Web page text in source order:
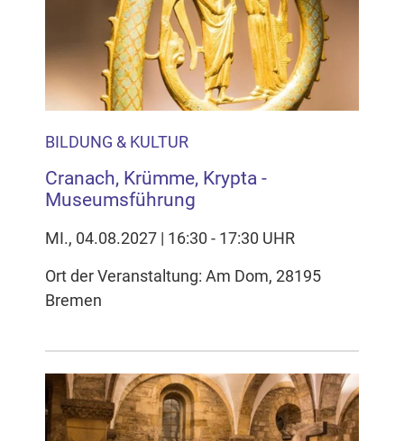
BILDUNG & KULTUR
Cranach, Krümme, Krypta -
Museumsführung
MI., 04.08.2027 | 16:30 - 17:30 UHR
Ort der Veranstaltung: Am Dom, 28195
Bremen